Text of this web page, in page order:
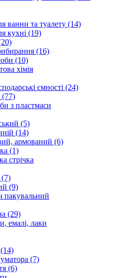
ванни та туалету (14)
кухні (19)
(16)
(10)
хімія
ємності (24)
(77)
з пластмаси
(5)
(14)
армований (6)
(1)
стрічка
(7)
(9)
пакувальний
(29)
емалі, лаки
(7)
(6)